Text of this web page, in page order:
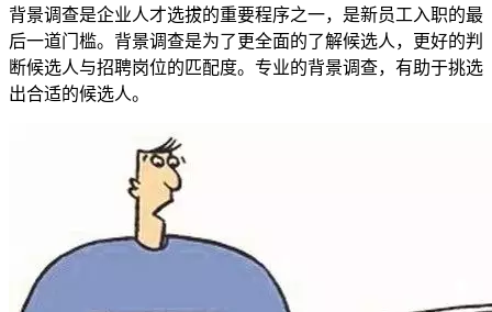
背景调查是企业人才选拔的重要程序之一，是新员工入职的最
后一道门槛。背景调查是为了更全面的了解候选人，更好的判
断候选人与招聘岗位的匹配度。专业的背景调查，有助于挑选
出合适的候选人。